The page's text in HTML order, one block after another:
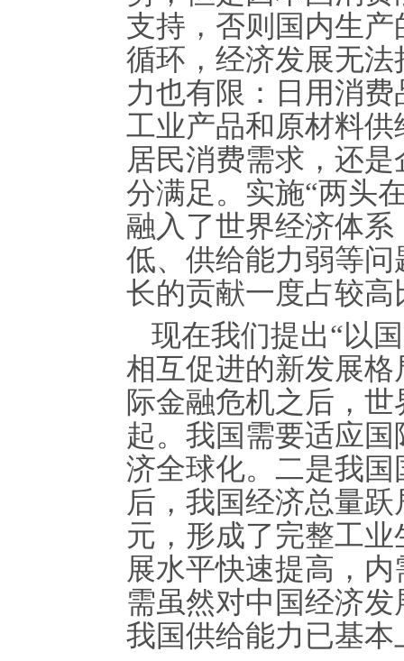
支持，否则国内生
循环，经济发展无
力也有限：日用消
工业产品和原材料
居民消费需求，还
分满足。实施“两头
融入了世界经济体
低、供给能力弱等
长的贡献一度占较高
现在我们提出“以
相互促进的新发展
际金融危机之后，
起。我国需要适应
济全球化。二是我
后，我国经济总量
元，形成了完整工
展水平快速提高，
需虽然对中国经济
我国供给能力已基